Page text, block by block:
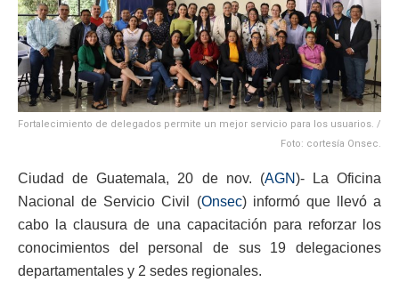
Fortalecimiento de delegados permite un mejor servicio para los usuarios. /
Foto: cortesía Onsec.
Ciudad de Guatemala, 20 de nov. (AGN)- La Oficina
Nacional de Servicio Civil (Onsec) informó que llevó a
cabo la clausura de una capacitación para reforzar los
conocimientos del personal de sus 19 delegaciones
departamentales y 2 sedes regionales.